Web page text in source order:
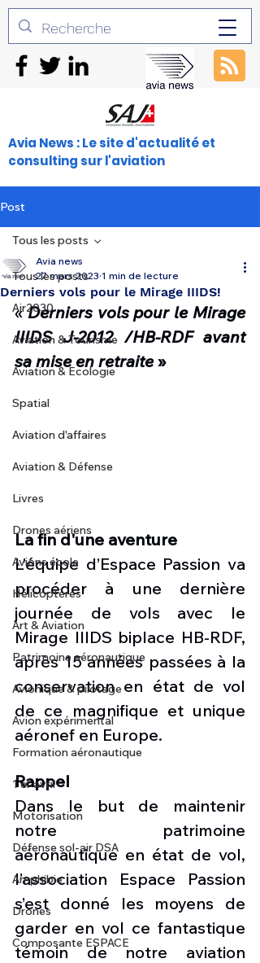
Avia News : Le site d'actualité et
consulting sur l'aviation
Post
Tous les posts
Air2030
Aviation & Tourisme
Aviation & Ecologie
Spatial
Aviation d'affaires
Aviation & Défense
Livres
Drones aériens
Avions école
Hélicoptères
Art & Aviation
Patrimoine aéronautique
Avionique & pilotage
Avion expérimental
Formation aéronautique
1 er avril
Motorisation
Défense sol-air DSA
Amphibie
Drones
Composante ESPACE
Tous les posts
Derniers vols pour le Mirage IIIDS!
Avia news
27 mars 2023 1 min de lecture
« Derniers vols pour le Mirage
IIIDS J-2012 /HB-RDF avant
sa mise en retraite »
La fin d'une aventure
L’équipe d’Espace Passion va
procéder à une dernière
journée de vols avec le
Mirage IIIDS biplace HB-RDF,
après 15 années passées à la
conservation en état de vol
de ce magnifique et unique
aéronef en Europe.
Rappel
Dans le but de maintenir
notre patrimoine
aéronautique en état de vol,
l’association Espace Passion
s’est donné les moyens de
garder en vol ce fantastique
témoin de notre aviation